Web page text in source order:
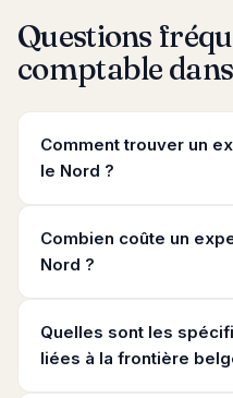
Questions
comptable
Comment trouver un
le Nord ?
Combien coûte un
Nord ?
Quelles sont les
liées à la frontière